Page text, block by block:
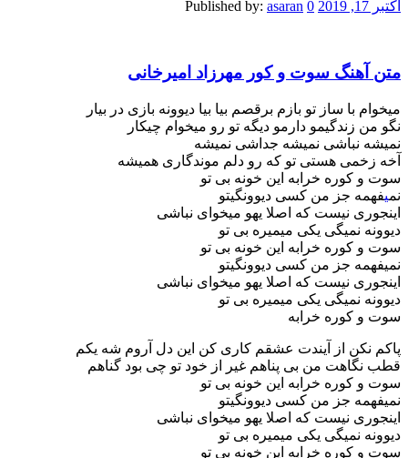
اکتبر 17, 2019 Published by: asaran 0
متن آهنگ سوت و کور مهرزاد امیرخانی
میخوام با ساز تو بازم برقصم بیا بیا دیوونه بازی در بیار
نگو من زندگیمو دارمو دیگه تو رو میخوام چیکار
نمیشه نباشی نمیشه جداشی نمیشه
آخه زخمی هستی تو که رو دلم موندگاری همیشه
سوت و کوره خرابه این خونه بی تو
نمیفهمه جز من کسی دیوونگیتو
اینجوری نیست که اصلا یهو میخوای نباشی
دیوونه نمیگی یکی میمیره بی تو
سوت و کوره خرابه این خونه بی تو
نمیفهمه جز من کسی دیوونگیتو
اینجوری نیست که اصلا یهو میخوای نباشی
دیوونه نمیگی یکی میمیره بی تو
سوت و کوره خرابه
پاکم نکن از آیندت عشقم کاری کن این دل آروم شه یکم
قطب نگاهت من بی پناهم غیر از خود تو چی بود گناهم
سوت و کوره خرابه این خونه بی تو
نمیفهمه جز من کسی دیوونگیتو
اینجوری نیست که اصلا یهو میخوای نباشی
دیوونه نمیگی یکی میمیره بی تو
سوت و کوره خرابه این خونه بی تو